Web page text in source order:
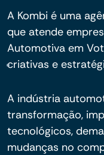
A Kombi é uma
que atende
Automotiva em
criativas e
A indústria
transformação,
tecnológicos,
mudanças no